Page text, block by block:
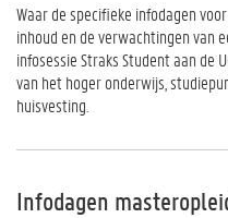
Waar de specifieke infodagen
inhoud en de verwachtingen van
infosessie Straks Student aan de
van het hoger onderwijs,
huisvesting.
Infodagen